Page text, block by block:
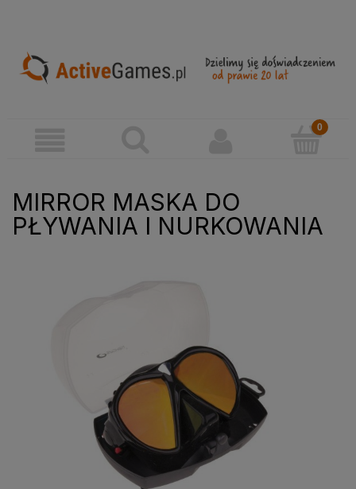
MIRROR MASKA DO
PŁYWANIA I NURKOWANIA